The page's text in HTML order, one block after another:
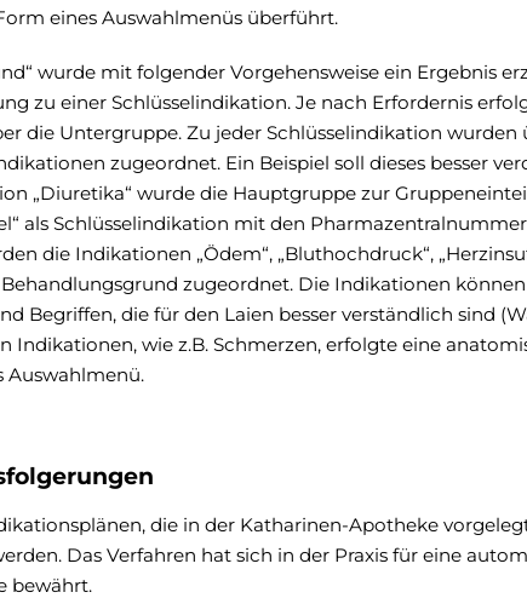
eines Auswahlmenüs überführt.
wurde mit folgender Vorgehensweise ein Ergebnis
zu einer Schlüsselindikation. Je nach Erfordernis
die Untergruppe. Zu jeder Schlüsselindikation wurden
zugeordnet. Ein Beispiel soll dieses besser
„Diuretika“ wurde die Hauptgruppe zur
als Schlüsselindikation mit den
die Indikationen „Ödem“, „Bluthochdruck“,
zugeordnet. Die Indikationen
Begriffen, die für den Laien besser verständlich sind
Indikationen, wie z.B. Schmerzen, erfolgte eine
Auswahlmenü.
die in der Katharinen-Apotheke
Das Verfahren hat sich in der Praxis für eine
bewährt.